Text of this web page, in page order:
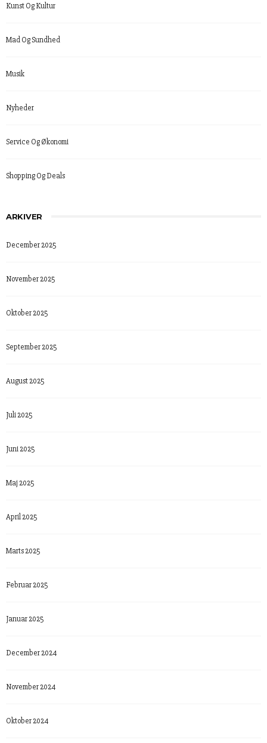
Kunst Og Kultur
Mad Og Sundhed
Musik
Nyheder
Service Og Økonomi
Shopping Og Deals
ARKIVER
December 2025
November 2025
Oktober 2025
September 2025
August 2025
Juli 2025
Juni 2025
Maj 2025
April 2025
Marts 2025
Februar 2025
Januar 2025
December 2024
November 2024
Oktober 2024